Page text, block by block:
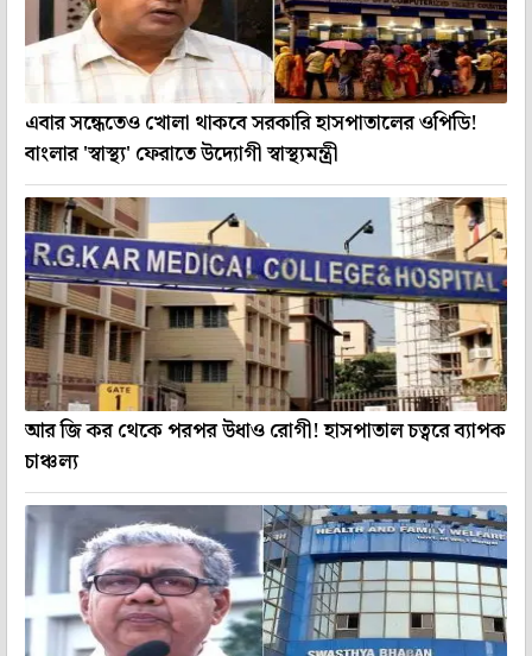
এবার সন্ধেতেও খোলা থাকবে সরকারি হাসপাতালের ওপিডি!
বাংলার 'স্বাস্থ্য' ফেরাতে উদ্যোগী স্বাস্থ্যমন্ত্রী
আর জি কর থেকে পরপর উধাও রোগী! হাসপাতাল চত্বরে ব্যাপক
চাঞ্চল্য